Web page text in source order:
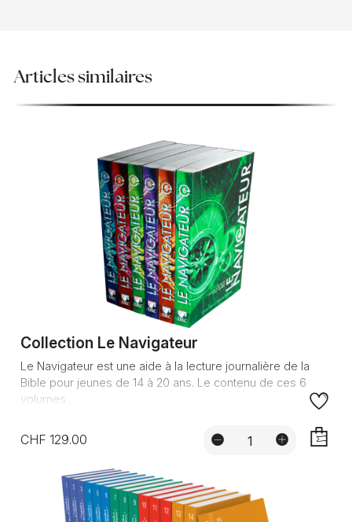
Articles similaires
Collection Le Navigateur
Le Navigateur est une aide à la lecture journalière de la
Bible pour jeunes de 14 à 20 ans. Le contenu de ces 6
volumes ...
CHF 129.00